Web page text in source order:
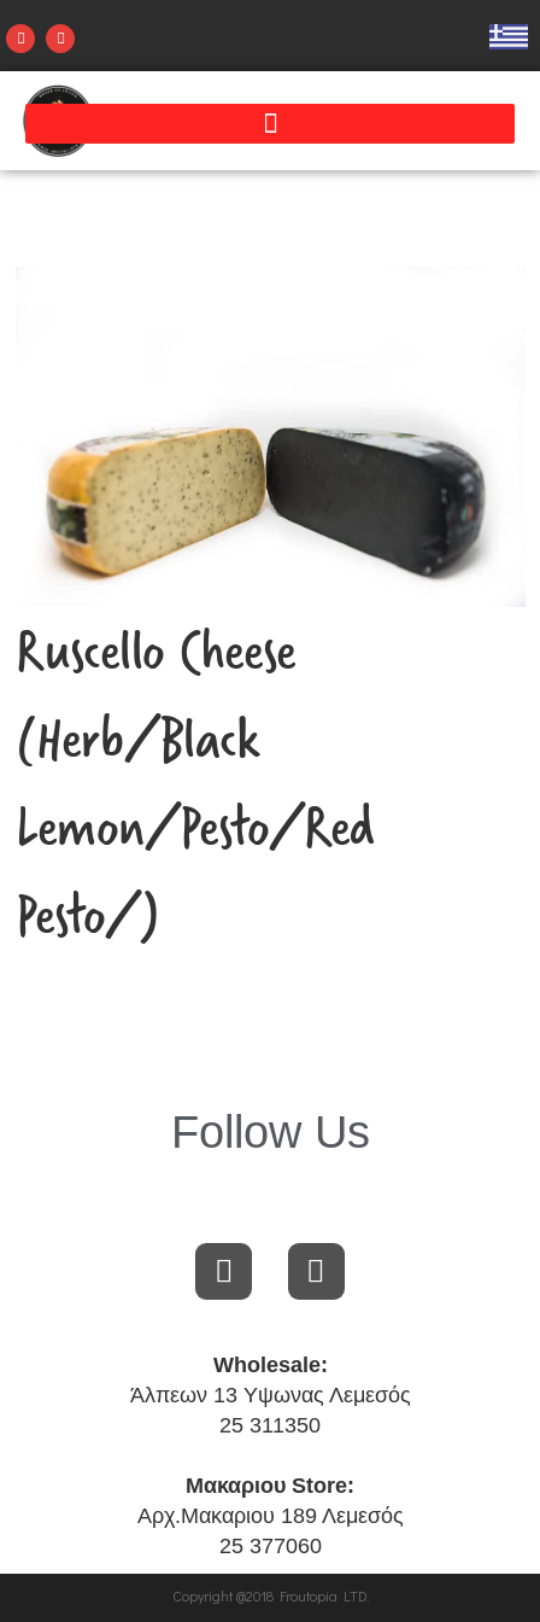
Ruscello Cheese
(Herb/Black
Lemon/Pesto/Red
Pesto/)
Follow Us
Wholesale:
Άλπεων 13 Υψωνας Λεμεσός
25 311350
Μακαριου Store:
Αρχ.Μακαριου 189 Λεμεσός
25 377060
Copyright @2018 Froutopia LTD.